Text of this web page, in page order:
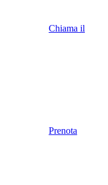
Chiama il
Prenota